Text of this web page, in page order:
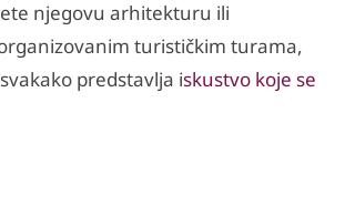
njegovu arhitekturu ili
turističkim turama,
predstavlja iskustvo koje se